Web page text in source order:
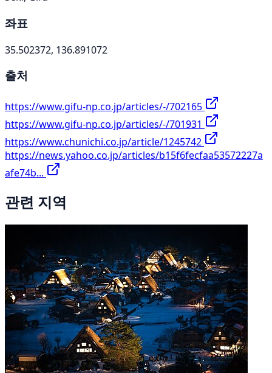
좌표
35.502372, 136.891072
출처
https://www.gifu-np.co.jp/articles/-/702165
https://www.gifu-np.co.jp/articles/-/701931
https://www.chunichi.co.jp/article/1245742
https://news.yahoo.co.jp/articles/b15f6fecfaa53572227a
afe74b...
관련 지역